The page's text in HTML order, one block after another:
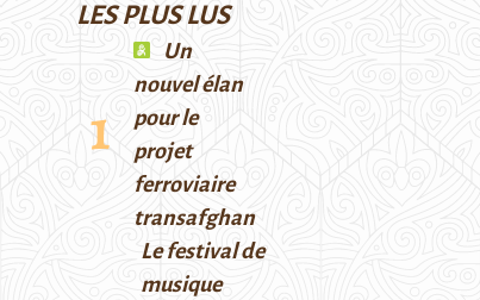
LES PLUS LUS
Un
nouvel élan
pour le
projet
ferroviaire
transafghan
Le festival de
musique